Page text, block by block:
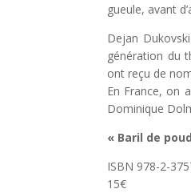
gueule, avant
Dejan
génération du
ont reçu de
En France, on
Dominique
« Baril de
ISBN 978-2-
15€